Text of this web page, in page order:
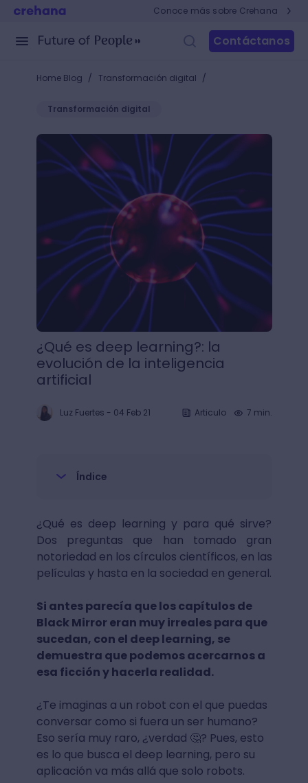
Conoce más sobre Crehana
Contáctanos
Home Blog / Transformación digital /
Transformación digital
¿Qué es deep learning?: la evolución de la
¿Qué es deep learning?: la
evolución de la inteligencia
artificial
Luz Fuertes - 04 Feb 21 Articulo 7 min.
Índice
¿Qué es deep learning y para qué sirve?
Dos preguntas que han tomado gran
notoriedad en los círculos científicos, en las
películas y hasta en la sociedad en general.
Si antes parecía que los capítulos de
Black Mirror eran muy irreales para que
sucedan, con el deep learning, se
demuestra que podemos acercarnos a
esa ficción y hacerla realidad.
¿Te imaginas a un robot con el que puedas
conversar como si fuera un ser humano?
Eso sería muy raro, ¿verdad 🤔? Pues, esto
es lo que busca el deep learning, pero su
aplicación va más allá que solo robots.